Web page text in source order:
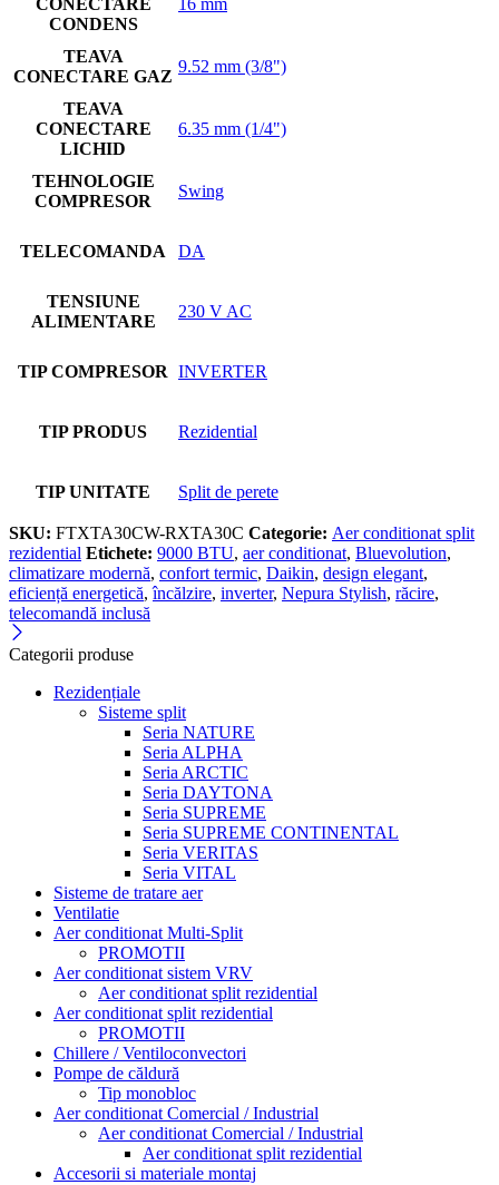
CONECTARE
CONDENS
16 mm
TEAVA
CONECTARE GAZ
9.52 mm (3/8")
TEAVA
CONECTARE
LICHID
6.35 mm (1/4")
TEHNOLOGIE
COMPRESOR
Swing
TELECOMANDA DA
TENSIUNE
ALIMENTARE
230 V AC
TIP COMPRESOR INVERTER
TIP PRODUS Rezidential
TIP UNITATE Split de perete
SKU: FTXTA30CW-RXTA30C Categorie: Aer conditionat split
rezidential Etichete: 9000 BTU, aer conditionat, Bluevolution,
climatizare modernă, confort termic, Daikin, design elegant,
eficiență energetică,încălzire, inverter, Nepura Stylish, răcire,
telecomandă inclusă
Categorii produse
Rezidențiale
Sisteme split
Seria NATURE
Seria ALPHA
Seria ARCTIC
Seria DAYTONA
Seria SUPREME
Seria SUPREME CONTINENTAL
Seria VERITAS
Seria VITAL
Sisteme de tratare aer
Ventilatie
Aer conditionat Multi-Split
PROMOTII
Aer conditionat sistem VRV
Aer conditionat split rezidential
Aer conditionat split rezidential
PROMOTII
Chillere / Ventiloconvectori
Pompe de căldură
Tip monobloc
Aer conditionat Comercial / Industrial
Aer conditionat Comercial / Industrial
Aer conditionat split rezidential
Accesorii si materiale montaj